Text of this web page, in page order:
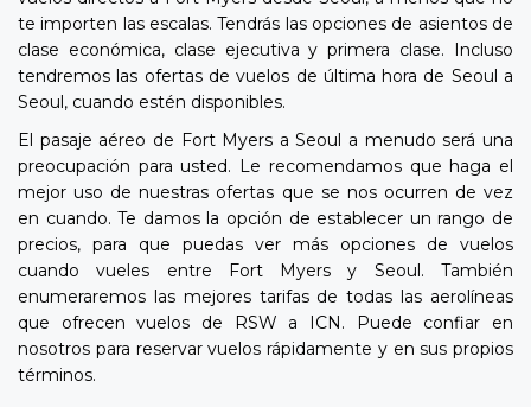
te importen las escalas. Tendrás las opciones de asientos de
clase económica, clase ejecutiva y primera clase. Incluso
tendremos las ofertas de vuelos de última hora de Seoul a
Seoul, cuando estén disponibles.
El pasaje aéreo de Fort Myers a Seoul a menudo será una
preocupación para usted. Le recomendamos que haga el
mejor uso de nuestras ofertas que se nos ocurren de vez
en cuando. Te damos la opción de establecer un rango de
precios, para que puedas ver más opciones de vuelos
cuando vueles entre Fort Myers y Seoul. También
enumeraremos las mejores tarifas de todas las aerolíneas
que ofrecen vuelos de RSW a ICN. Puede confiar en
nosotros para reservar vuelos rápidamente y en sus propios
términos.